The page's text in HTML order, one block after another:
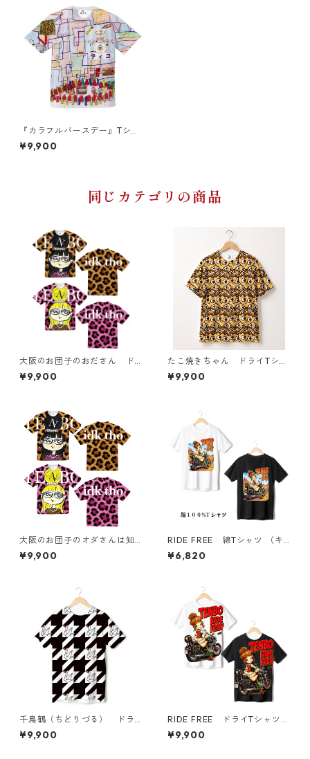
『カラフルバースデー』Tシャ
ツ (ドライメッシュ)
¥9,900
同じカテゴリの商品
大阪のお団子のおださん ド
ライTシャツ （キッズ〜大人X
L）
¥9,900
たこ焼きちゃん ドライTシャ
ツ （キッズ〜大人XL）
¥9,900
大阪のお団子のオダさんは知
らんけど ドライTシャツ
¥9,900
RIDE FREE 綿Tシャツ （キ
ッズ〜大人XL）
¥6,820
千鳥鶴（ちどりづる） ドラ
イTシャツ （キッズ〜大人X
L）
¥9,900
RIDE FREE ドライTシャツ
（キッズ〜大人XL）
¥9,900